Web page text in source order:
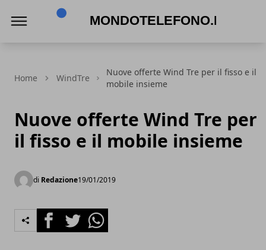
Home WindTre
Nuove offerte Wind Tre per il fisso e il
mobile insieme
Nuove offerte Wind Tre per
il fisso e il mobile insieme
di Redazione19/01/2019
FacebookTwitterWhatsapp